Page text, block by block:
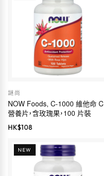
謎尚
NOW Foods, C-1000 維他命 C
營養片，含玫瑰果，100 片裝
HK$108
NEW